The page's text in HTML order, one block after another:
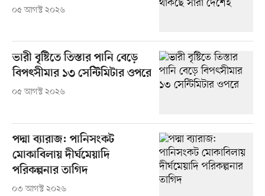
০৫ আগস্ট ২০২৬
ভারী বৃষ্টিতে তিস্তার পানি বেড়ে
বিপৎসীমার ১৩ সেন্টিমিটার ওপরে
০৫ আগস্ট ২০২৬
পদ্মা ব্যারাজ: পানিসংকট
মোকাবিলায় দীর্ঘমেয়াদি
পরিকল্পনার তাগিদ
০৩ আগস্ট ২০২৬